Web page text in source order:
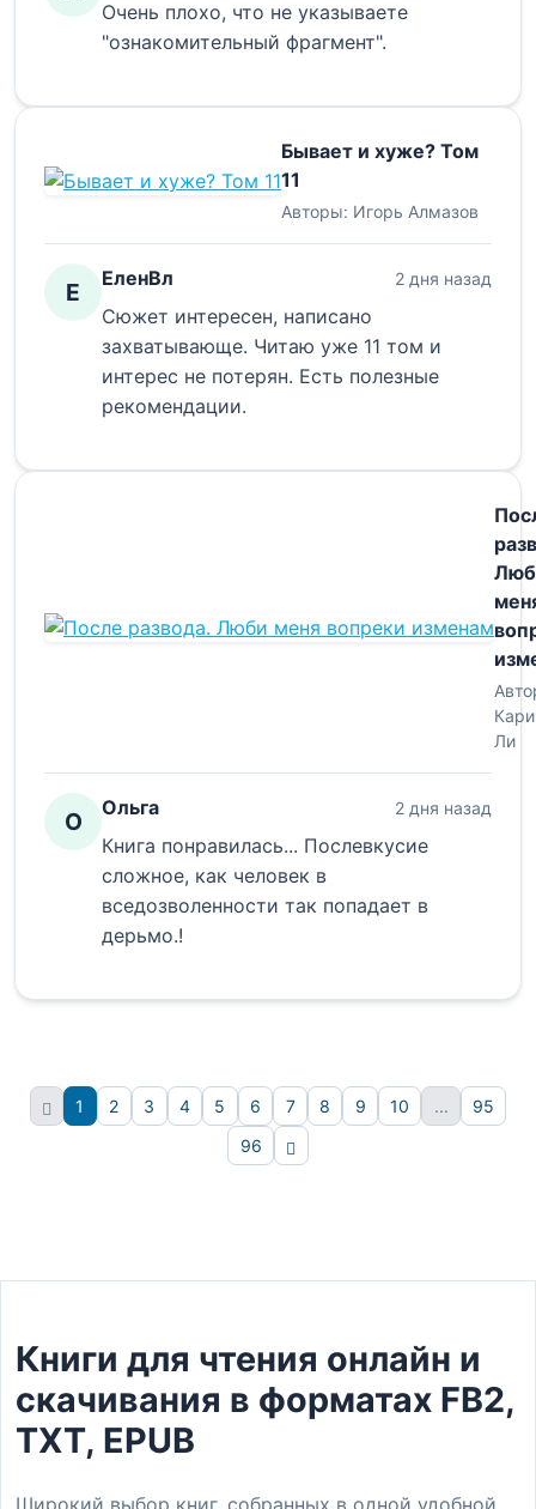
Очень плохо, что не указываете
"ознакомительный фрагмент".
Бывает и хуже? Том
11
Авторы: Игорь Алмазов
Е ЕленВл 2 дня назад
Сюжет интересен, написано
захватывающе. Читаю уже 11 том и
интерес не потерян. Есть полезные
рекомендации.
Ли
О Ольга 2 дня назад
Книга понравилась... Послевкусие
сложное, как человек в
вседозволенности так попадает в
дерьмо.!
1 2 3 4 5 6 7 8 9 10 ...
95
96
Вперёд
Книги для чтения онлайн и
скачивания в форматах FB2,
TXT, EPUB